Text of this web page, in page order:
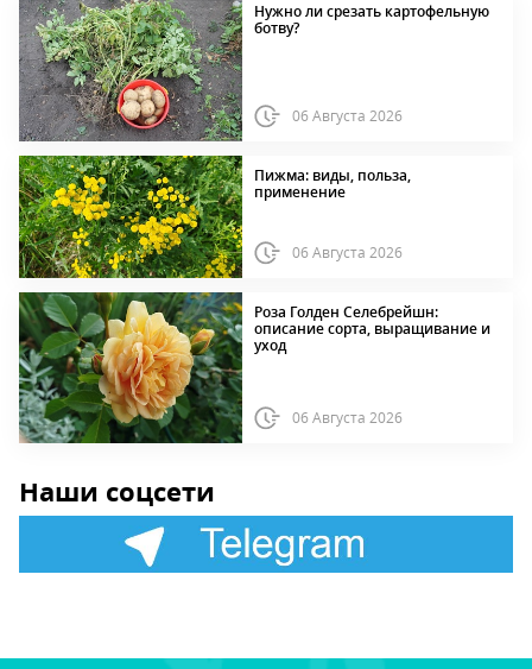
Нужно ли срезать картофельную
ботву?
06 Августа 2026
Пижма: виды, польза,
применение
06 Августа 2026
Роза Голден Селебрейшн:
описание сорта, выращивание и
уход
06 Августа 2026
Наши соцсети